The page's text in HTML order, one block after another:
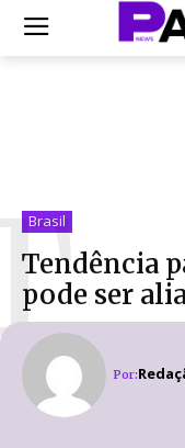
Brasil
Tendência
pode ser
Por: